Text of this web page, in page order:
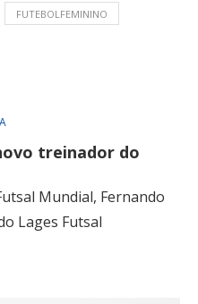
FUTEBOLFEMININO
treinador do
Mundial, Fernando
Lages Futsal